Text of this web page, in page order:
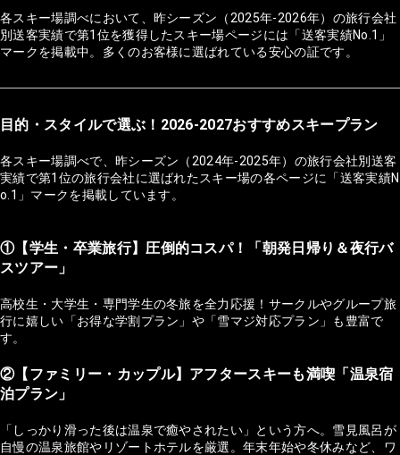
各スキー場調べにおいて、昨シーズン（2025年-2026年）の旅行会社
別送客実績で第1位を獲得したスキー場ページには「送客実績No.1」
マークを掲載中。多くのお客様に選ばれている安心の証です。
目的・スタイルで選ぶ！2026-2027おすすめスキープラン
各スキー場調べで、昨シーズン（2024年-2025年）の旅行会社別送客
実績で第1位の旅行会社に選ばれたスキー場の各ページに「送客実績N
o.1」マークを掲載しています。
①【学生・卒業旅行】圧倒的コスパ！「朝発日帰り＆夜行バ
スツアー」
高校生・大学生・専門学生の冬旅を全力応援！サークルやグループ旅
行に嬉しい「お得な学割プラン」や「雪マジ対応プラン」も豊富で
す。
②【ファミリー・カップル】アフタースキーも満喫「温泉宿
泊プラン」
「しっかり滑った後は温泉で癒やされたい」という方へ。雪見風呂が
自慢の温泉旅館やリゾートホテルを厳選。年末年始や冬休みなど、ワ